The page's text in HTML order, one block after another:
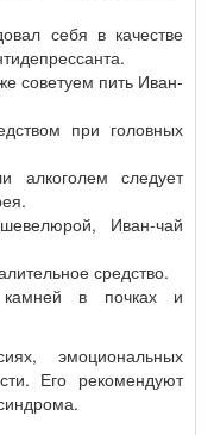
себя в качестве
советуем пить Иван-
при головных
алкоголем следует
Иван-чай
средство.
камней в почках и
эмоциональных
Его рекомендуют